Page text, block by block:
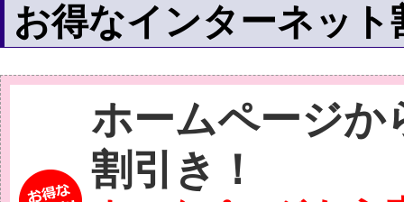
お得なインターネット
ホームページか
割引き！